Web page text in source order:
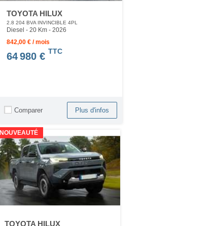
TOYOTA HILUX
2.8 204 BVA INVINCIBLE 4PL
Diesel - 20 Km- 2026
842,00 € / mois
64 980 € TTC
Comparer Plus d'infos
NOUVEAUTÉ
TOYOTA HILUX